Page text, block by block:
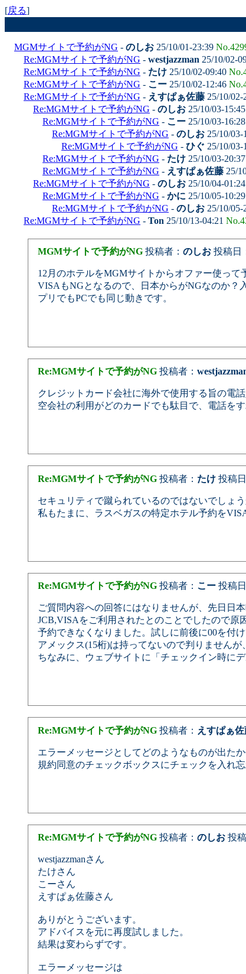
[戻る]
MGMサイトで予約がNG - のしお 25/10/01-23:39
Re:MGMサイトで予約がNG - westjazzman 25/10/02-
Re:MGMサイトで予約がNG - たけ 25/10/02-09:40
Re:MGMサイトで予約がNG - こー 25/10/02-12:46
Re:MGMサイトで予約がNG - えすぱぁ佐藤 25/10/02-
Re:MGMサイトで予約がNG - のしお 25/10/03-15:45
Re:MGMサイトで予約がNG - こー 25/10/03-16:28
Re:MGMサイトで予約がNG - のしお 25/10/03-
Re:MGMサイトで予約がNG - ひぐ 25/10/03-
Re:MGMサイトで予約がNG - たけ 25/10/03-20:37
Re:MGMサイトで予約がNG - えすぱぁ佐藤 25/
Re:MGMサイトで予約がNG - のしお 25/10/04-01:24
Re:MGMサイトで予約がNG - かに 25/10/05-10:29
Re:MGMサイトで予約がNG - のしお 25/10/05-
Re:MGMサイトで予約がNG - Ton 25/10/13-04:21
MGMサイトで予約がNG投稿者： のしお投稿日
12月のホテルをMGMサイトからオファー使っ
VISAもNGとなるので、日本からがNGなのか？
プリでもPCでも同じ動きです。
Re:MGMサイトで予約がNG投稿者：
クレジットカード会社に海外で使用する旨の電
空会社の利用がどのカードでも駄目で、電話を
Re:MGMサイトで予約がNG投稿者： たけ投稿日
セキュリティで蹴られているのではないでしょ
私もたまに、ラスベガスの特定ホテル予約を
Re:MGMサイトで予約がNG投稿者： こー投稿日
ご質問内容への回答にはなりませんが、先日日
JCB,VISAをご利用されたとのことでしたので原
予約できなくなりました。試しに前後に00を付
アメックス(15桁)は持ってないので判りませんが
ちなみに、ウェブサイトに「チェックイン時に
Re:MGMサイトで予約がNG投稿者： えすぱぁ佐
エラーメッセージとしてどのようなものが出た
規約同意のチェックボックスにチェックを入れ
Re:MGMサイトで予約がNG投稿者： のしお投稿
westjazzmanさん
たけさん
こーさん
えすぱぁ佐藤さん
ありがとうございます。
アドバイスを元に再度試しました。
結果は変わらずです。
エラーメッセージは